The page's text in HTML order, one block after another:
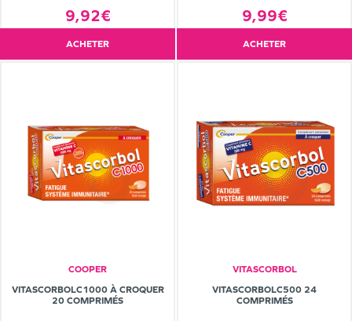
9,92€
ACHETER
9,99€
ACHETER
COOPER
VITASCORBOLC1000 À CROQUER
20 COMPRIMÉS
VITASCORBOL
VITASCORBOLC500 24
COMPRIMÉS